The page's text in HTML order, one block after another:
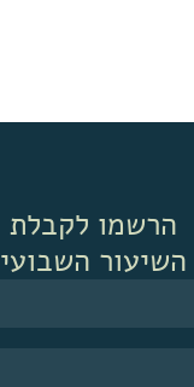
הרשמו לקבלת
השיעור השבועי